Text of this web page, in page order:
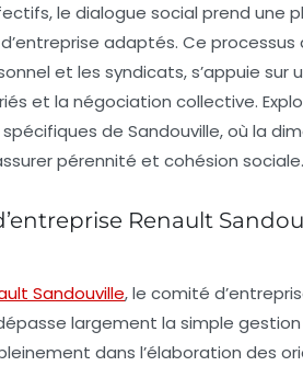
le dialogue social prend une
adaptés. Ce
et les syndicats, s’appuie
et la négociation collective.
de Sandouville, où la
pérennité et cohésion sociale.
Renault
Sandouville, le comité
largement la simple
dans l’élaboration des